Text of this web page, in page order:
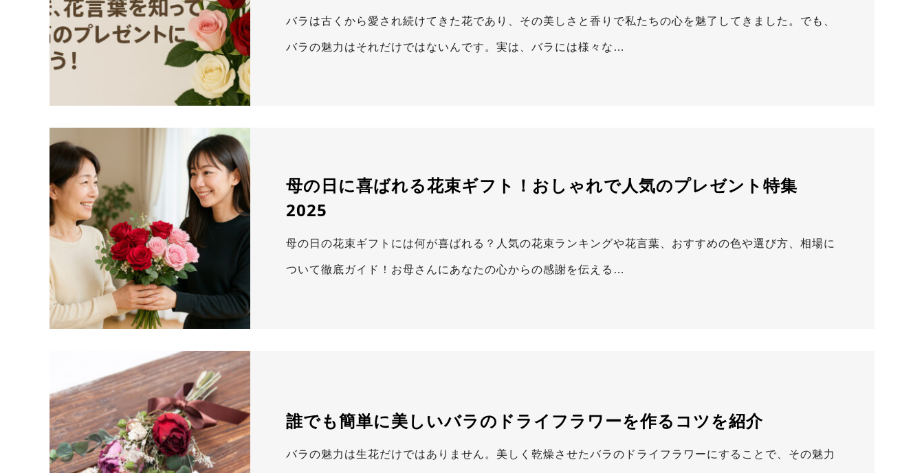
バラは古くから愛され続けてきた花であり、その美しさと香りで私たちの心を魅了してきました。でも、
バラの魅力はそれだけではないんです。実は、バラには様々な…
母の日に喜ばれる花束ギフト！おしゃれで人気のプレゼント特集
2025
母の日の花束ギフトには何が喜ばれる？人気の花束ランキングや花言葉、おすすめの色や選び方、相場に
ついて徹底ガイド！お母さんにあなたの心からの感謝を伝える…
誰でも簡単に美しいバラのドライフラワーを作るコツを紹介
バラの魅力は生花だけではありません。美しく乾燥させたバラのドライフラワーにすることで、その魅力